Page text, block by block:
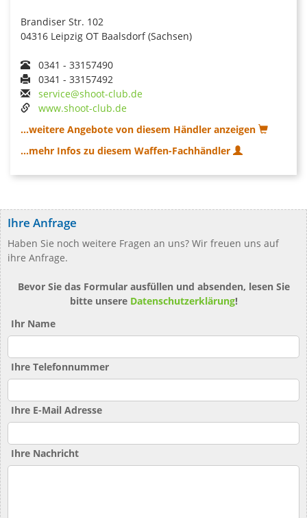
Brandiser Str. 102
04316 Leipzig OT Baalsdorf (Sachsen)
0341 - 33157490
0341 - 33157492
service@shoot-club.de
www.shoot-club.de
...weitere Angebote von diesem Händler anzeigen
...mehr Infos zu diesem Waffen-Fachhändler
Ihre Anfrage
Haben Sie noch weitere Fragen an uns? Wir freuen uns auf
ihre Anfrage.
Bevor Sie das Formular ausfüllen und absenden, lesen Sie
bitte unsere Datenschutzerklärung!
Ihr Name
Ihre Telefonnummer
Ihre E-Mail Adresse
Ihre Nachricht